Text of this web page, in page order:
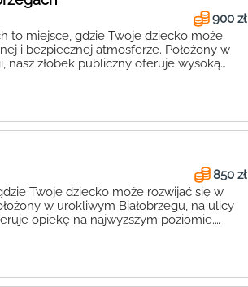
900 zł
to miejsce, gdzie Twoje dziecko może
i bezpiecznej atmosferze. Położony w
nasz żłobek publiczny oferuje wysoką
maluchów. Nasz żłobek to idealne
kadra pedagogiczna dba o
Nasze przedszkolanki posiadają
850 zł
Twoje dziecko może rozwijać się w
w urokliwym Białobrzegu, na ulicy
opiekę na najwyższym poziomie.
polega na indywidualnym
rozwój jego umiejętności i
placówki są wykwalifikowaną